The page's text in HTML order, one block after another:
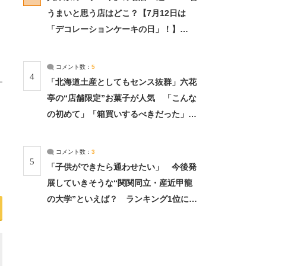
うまいと思う店はどこ？【7月12日は
「デコレーションケーキの日」！】
4
コメント数： 5
「北海道土産としてもセンス抜群」六花
亭の“店舗限定”お菓子が人気 「こんな
の初めて」「箱買いするべきだった」
5
コメント数： 3
「子供ができたら通わせたい」 今後発
展していきそうな“関関同立・産近甲龍
の大学”といえば？ ランキング1位に学